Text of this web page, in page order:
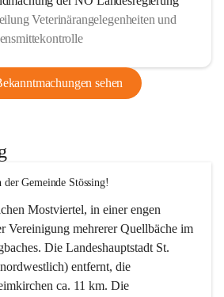
Veterinärangelegenheiten und
sehen
Gemeinde Stössing!
Mostviertel, in einer engen
Vereinigung mehrerer Quellbäche im
Die Landeshauptstadt St.
entfernt, die
ca. 11 km. Die